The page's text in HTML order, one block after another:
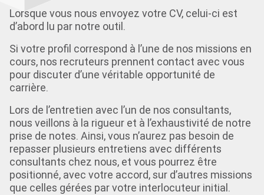
Lorsque vous nous envoyez votre CV, celui-ci est
d’abord lu par notre outil.
Si votre profil correspond à l’une de nos missions en
cours, nos recruteurs prennent contact avec vous
pour discuter d’une véritable opportunité de
carrière.
Lors de l’entretien avec l’un de nos consultants,
nous veillons à la rigueur et à l’exhaustivité de notre
prise de notes. Ainsi, vous n’aurez pas besoin de
repasser plusieurs entretiens avec différents
consultants chez nous, et vous pourrez être
positionné, avec votre accord, sur d’autres missions
que celles gérées par votre interlocuteur initial.